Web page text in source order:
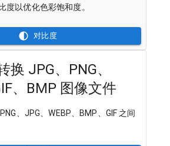
度以优化色彩饱和度。
对比度
换 JPG、PNG、
、BMP 图像文件
、JPG、WEBP、BMP、GIF 之间